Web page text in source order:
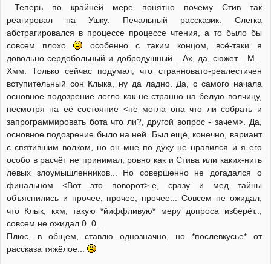
Теперь по крайней мере понятно почему Стив так
реагировал на Ушку. Печальный рассказик. Слегка
абстрагировался в процессе процессе чтения, а то было бы
совсем плохо
особенно с таким концом, всё-таки я
довольно сердобольный и добродушный... Ах, да, сюжет... М...
Хмм. Только сейчас подумал, что странновато-реалестичен
вступительный сон Клыка, ну да ладно. Да, с самого начала
основное подозрение легло как не странно на белую волчицу,
несмотря на её состояние <не могла она что ли собрать и
запрограммировать бота что ли?, другой вопрос - зачем>. Да,
основное подозрение было на ней. Был ещё, конечно, вариант
с спятившим волком, но он мне по духу не нравился и я его
особо в расчёт не принимал; ровно как и Стива или каких-нить
левых злоумышленников... Но совершенно не догадался о
финальном <Вот это поворот>-е, сразу и мед тайны
объяснились и прочее, прочее, прочее... Совсем не ожидал,
что Клык, кхм, такую *йиффливую* меру допроса изберёт..,
совсем не ожидал 0_0...
Плюс, в общем, ставлю однозначно, но *послевкусье* от
рассказа тяжёлое...